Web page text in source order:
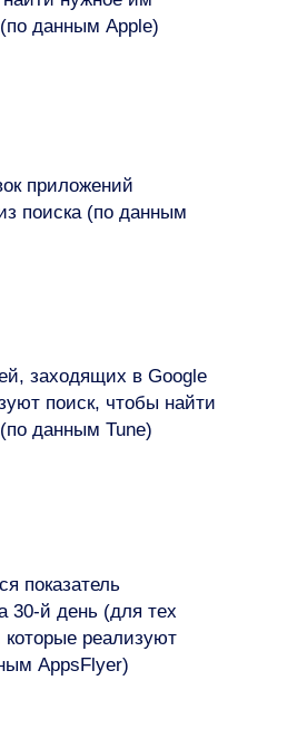
данным Apple)
приложений
поиска (по данным
заходящих в Google
поиск, чтобы найти
данным Tune)
показатель
30-й день (для тех
реализуют
AppsFlyer)